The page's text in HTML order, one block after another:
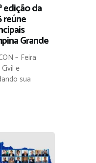
edição da
reúne
Grande
– Feira
e
sua